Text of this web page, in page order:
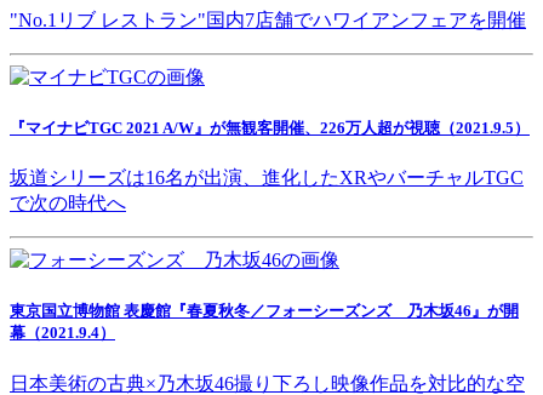
"No.1リブ レストラン"国内7店舗でハワイアンフェアを開催
『マイナビTGC 2021 A/W』が無観客開催、226万人超が視聴（2021.9.5）
坂道シリーズは16名が出演、進化したXRやバーチャルTGC
で次の時代へ
東京国立博物館 表慶館『春夏秋冬／フォーシーズンズ 乃木坂46』が開
幕（2021.9.4）
日本美術の古典×乃木坂46撮り下ろし映像作品を対比的な空